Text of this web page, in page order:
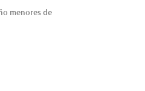
menores de